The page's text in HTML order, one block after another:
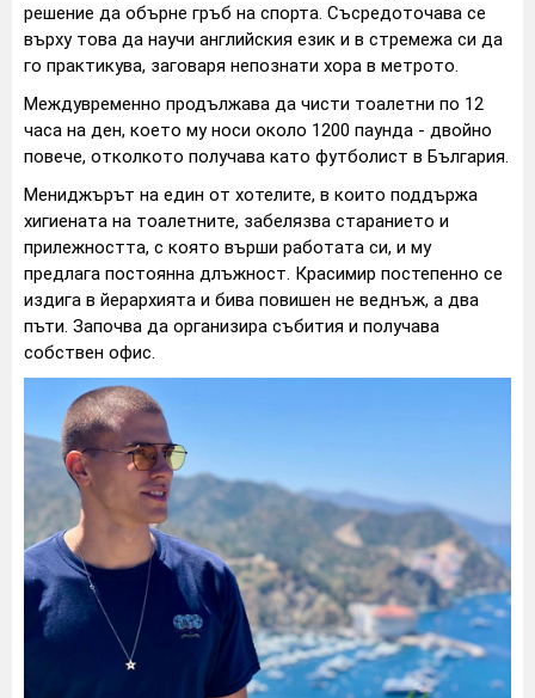
решение да обърне гръб на спорта. Съсредоточава се
върху това да научи английския език и в стремежа си да
го практикува, заговаря непознати хора в метрото.
Междувременно продължава да чисти тоалетни по 12
часа на ден, което му носи около 1200 паунда - двойно
повече, отколкото получава като футболист в България.
Мениджърът на един от хотелите, в които поддържа
хигиената на тоалетните, забелязва старанието и
прилежността, с която върши работата си, и му
предлага постоянна длъжност. Красимир постепенно се
издига в йерархията и бива повишен не веднъж, а два
пъти. Започва да организира събития и получава
собствен офис.